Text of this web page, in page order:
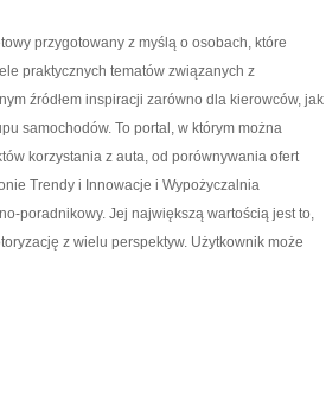
przygotowany z myślą o osobach, które
praktycznych tematów związanych z
źródłem inspiracji zarówno dla kierowców, jak
samochodów. To portal, w którym można
korzystania z auta, od porównywania ofert
Trendy i Innowacje i Wypożyczalnia
poradnikowy. Jej największą wartością jest to,
z wielu perspektyw. Użytkownik może